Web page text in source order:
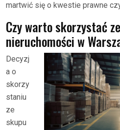
martwić się o kwestie prawne
Czy warto skorzystać
nieruchomości w
Decyzj
a o
skorzy
staniu
ze
skupu